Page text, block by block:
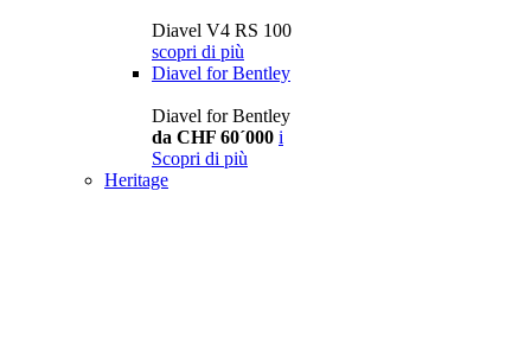
Diavel V4 RS 100
scopri di più
Diavel for Bentley
Diavel for Bentley
da CHF 60´000 i
Scopri di più
Heritage